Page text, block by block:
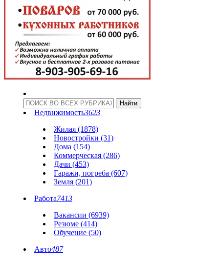
Недвижимость3623
Жилая (1878)
Новостройки (31)
Дома (154)
Коммерческая (286)
Дачи (453)
Гаражи, погреба (607)
Земля (201)
Работа7413
Вакансии (6939)
Резюме (414)
Обучение (50)
Авто487